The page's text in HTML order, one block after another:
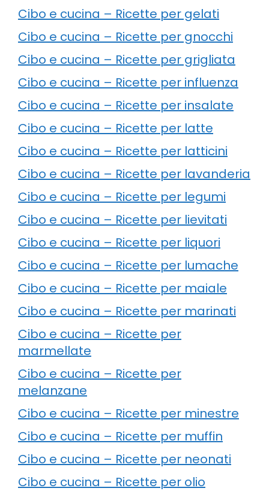
Cibo e cucina – Ricette per gelati
Cibo e cucina – Ricette per gnocchi
Cibo e cucina – Ricette per grigliata
Cibo e cucina – Ricette per influenza
Cibo e cucina – Ricette per insalate
Cibo e cucina – Ricette per latte
Cibo e cucina – Ricette per latticini
Cibo e cucina – Ricette per lavanderia
Cibo e cucina – Ricette per legumi
Cibo e cucina – Ricette per lievitati
Cibo e cucina – Ricette per liquori
Cibo e cucina – Ricette per lumache
Cibo e cucina – Ricette per maiale
Cibo e cucina – Ricette per marinati
Cibo e cucina – Ricette per
marmellate
Cibo e cucina – Ricette per
melanzane
Cibo e cucina – Ricette per minestre
Cibo e cucina – Ricette per muffin
Cibo e cucina – Ricette per neonati
Cibo e cucina – Ricette per olio